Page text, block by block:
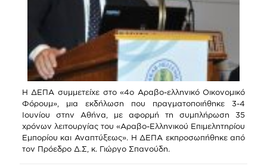
Η ΔΕΠΑ συμμετείχε στο «4ο Αραβο-ελληνικό Οικονομικό
Φόρουμ», μια εκδήλωση που πραγματοποιήθηκε 3-4
Ιουνίου στην Αθήνα, με αφορμή τη συμπλήρωση 35
χρόνων λειτουργίας του «Αραβο-Ελληνικού Επιμελητηρίου
Εμπορίου και Αναπτύξεως». Η ΔΕΠΑ εκπροσωπήθηκε από
τον Πρόεδρο Δ.Σ, κ. Γιώργο Σπανούδη.